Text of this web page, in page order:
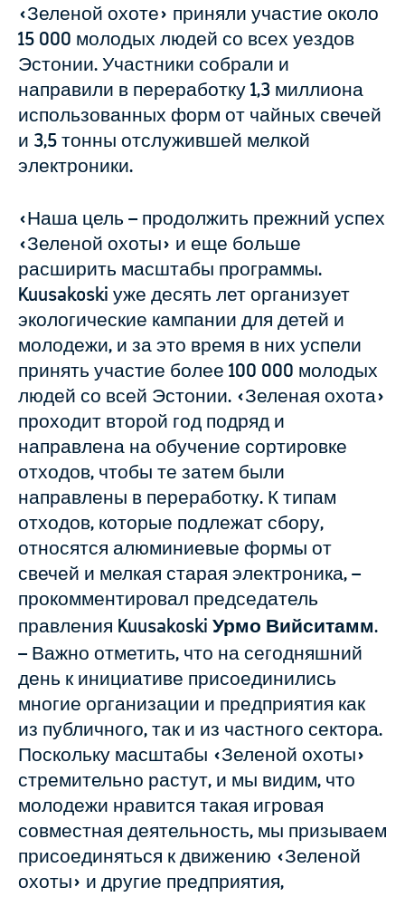
«Зеленой охоте» приняли участие около
15 000 молодых людей со всех уездов
Эстонии. Участники собрали и
направили в переработку 1,3 миллиона
использованных форм от чайных свечей
и 3,5 тонны отслужившей мелкой
электроники.
«Наша цель – продолжить прежний успех
«Зеленой охоты» и еще больше
расширить масштабы программы.
Kuusakoski уже десять лет организует
экологические кампании для детей и
молодежи, и за это время в них успели
принять участие более 100 000 молодых
людей со всей Эстонии. «Зеленая охота»
проходит второй год подряд и
направлена на обучение сортировке
отходов, чтобы те затем были
направлены в переработку. К типам
отходов, которые подлежат сбору,
относятся алюминиевые формы от
свечей и мелкая старая электроника, –
прокомментировал председатель
правления Kuusakoski Урмо Вийситамм.
– Важно отметить, что на сегодняшний
день к инициативе присоединились
многие организации и предприятия как
из публичного, так и из частного сектора.
Поскольку масштабы «Зеленой охоты»
стремительно растут, и мы видим, что
молодежи нравится такая игровая
совместная деятельность, мы призываем
присоединяться к движению «Зеленой
охоты» и другие предприятия,